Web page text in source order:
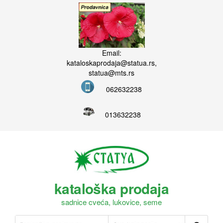
Email:
kataloskaprodaja@statua.rs,
statua@mts.rs
062632238
013632238
kataloška prodaja
sadnice cveća, lukovice, seme